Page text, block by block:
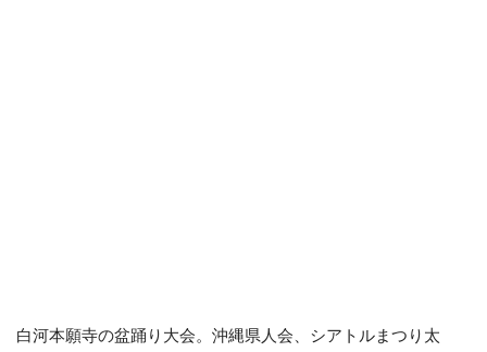
白河本願寺の盆踊り大会。沖縄県人会、シアトルまつり太